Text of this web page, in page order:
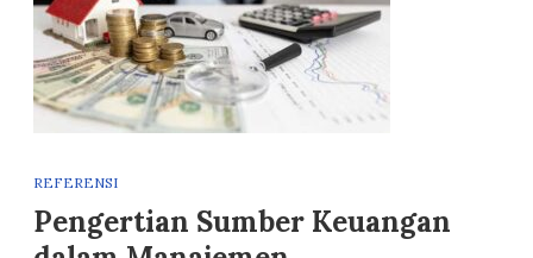
REFERENSI
Pengertian Sumber Keuangan